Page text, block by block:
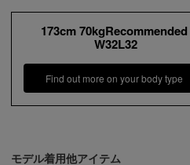
173cm 70kgRecommended
W32L32
Find out more on your body type
モデル着用他アイテム